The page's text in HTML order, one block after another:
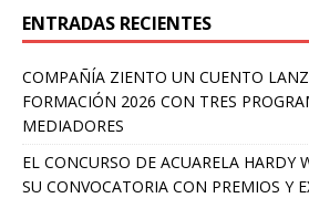
ENTRADAS RECIENTES
COMPAÑÍA ZIENTO UN CUENTO
FORMACIÓN 2026 CON TRES
MEDIADORES
EL CONCURSO DE ACUARELA HARDY
SU CONVOCATORIA CON PREMIOS Y